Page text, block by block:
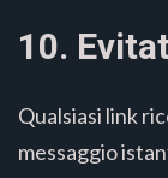
10.
Qualsiasi link
messaggio